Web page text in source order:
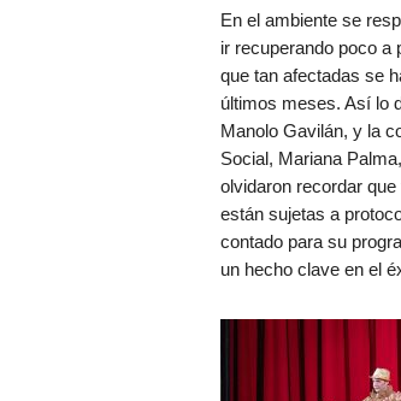
En el ambiente se
ir recuperando poco a
que tan afectadas se
últimos meses. Así lo
Manolo Gavilán, y la
Social, Mariana
olvidaron recordar
están sujetas a
contado para su
un hecho clave en el